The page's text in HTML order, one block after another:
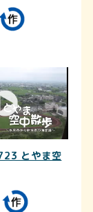
とやま空